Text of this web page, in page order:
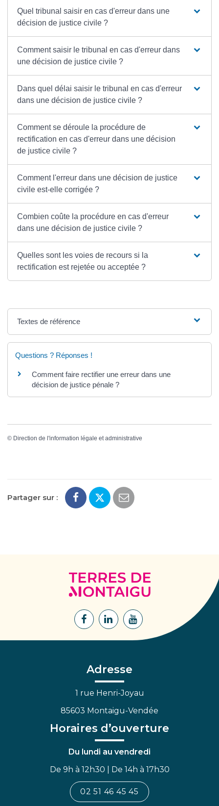
Quel tribunal saisir en cas d'erreur dans une
décision de justice civile ?
Comment saisir le tribunal en cas d'erreur dans
une décision de justice civile ?
Dans quel délai saisir le tribunal en cas d'erreur
dans une décision de justice civile ?
Comment se déroule la procédure de
rectification en cas d'erreur dans une décision
de justice civile ?
Comment l'erreur dans une décision de justice
civile est-elle corrigée ?
Combien coûte la procédure en cas d'erreur
dans une décision de justice civile ?
Quelles sont les voies de recours si la
rectification est rejetée ou acceptée ?
Textes de référence
Questions ? Réponses !
Comment faire rectifier une erreur dans une
décision de justice pénale ?
© Direction de l'information légale et administrative
Partager sur :
Terres
de
Montaigu
Lien
Facebook
Lien
Lien
Adresse
1 rue Henri-Joyau
85603 Montaigu-Vendée
Horaires d’ouverture
Du lundi au vendredi
De 9h à 12h30 | De 14h à 17h30
02 51 46 45 45